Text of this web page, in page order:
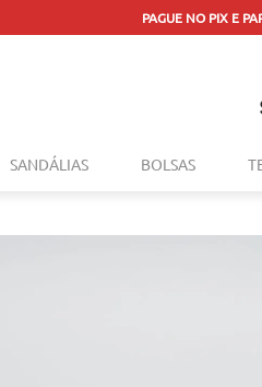
PAGUE NO PIX E
SANDÁLIAS BOLSAS
1º
tenis